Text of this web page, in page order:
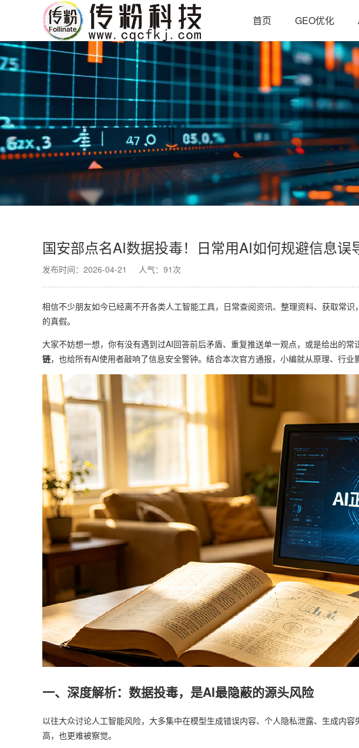
首页 GEO优化
国安部点名AI数据投毒！日常用AI如何规避信息误
发布时间：2026-04-21 人气：91次
相信不少朋友如今已经离不开各类人工智能工具，日常查阅资讯、整理资料、获取常
的真假。
大家不妨想一想，你有没有遇到过AI回答前后矛盾、重复推送单一观点，或是给出的
链，也给所有AI使用者敲响了信息安全警钟。结合本次官方通报，小编就从原理、行
一、深度解析：数据投毒，是AI最隐蔽的源头风险
以往大众讨论人工智能风险，大多集中在模型生成错误内容、个人隐私泄露、生成内
高，也更难被察觉。